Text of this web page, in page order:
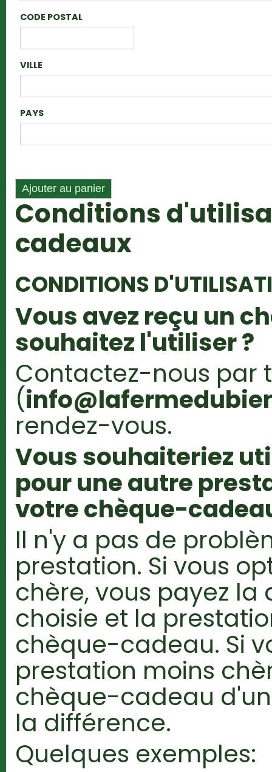
CODE POSTAL
VILLE
PAYS
Conditions
cadeaux
CONDITIONS
Vous avez reçu un
souhaitez l'utiliser ?
Contactez-nous par
(
rendez-vous.
Vous souhaiteriez
pour une autre
votre chèque-
Il n'y a pas de
prestation. Si vous
chère, vous payez
choisie et la
chèque-cadeau. Si
prestation moins
chèque-cadeau
la différence.
Quelques exemples: